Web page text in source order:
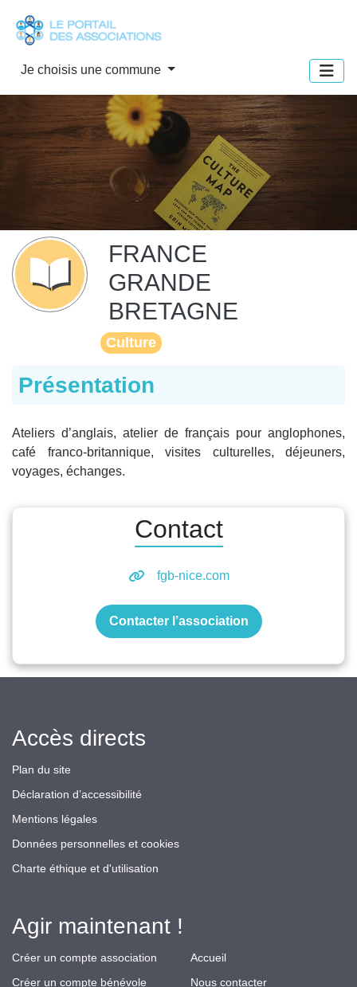
Je choisis une commune
FRANCE
GRANDE
BRETAGNE
Culture
Présentation
Ateliers d’anglais, atelier de français pour anglophones,
café franco-britannique, visites culturelles, déjeuners,
voyages, échanges.
Contact
fgb-nice.com
Contacter l’association
Accès directs
Plan du site
Déclaration d’accessibilité
Mentions légales
Données personnelles et cookies
Charte éthique et d'utilisation
Agir maintenant !
Créer un compte association
Créer un compte bénévole
Accueil
Nous contacter